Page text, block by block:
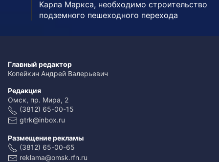
Карла Маркса, необходимо строительство
подземного пешеходного перехода
Главный редактор
Копейкин Андрей Валерьевич
Редакция
Омск, пр. Мира, 2
(3812) 65-00-15
gtrk@inbox.ru
Размещение рекламы
(3812) 65-00-65
reklama@omsk.rfn.ru